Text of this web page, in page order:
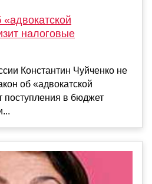
налоговые
Константин Чуйченко не
об «адвокатской
поступления в бюджет